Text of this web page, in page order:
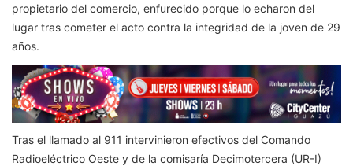
propietario del comercio, enfurecido porque lo echaron del
lugar tras cometer el acto contra la integridad de la joven de 29
años.
Tras el llamado al 911 intervinieron efectivos del Comando
Radioeléctrico Oeste y de la comisaría Decimotercera (UR-I)